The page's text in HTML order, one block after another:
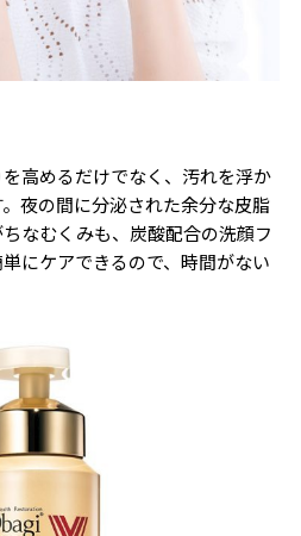
高めるだけでなく、汚れを浮か
夜の間に分泌された余分な皮脂
なむくみも、炭酸配合の洗顔フ
にケアできるので、時間がない